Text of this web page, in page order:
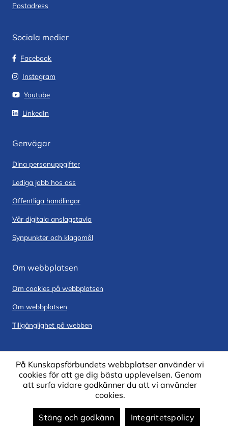
Postadress
Sociala medier
Facebook
Instagram
Youtube
LinkedIn
Genvägar
Dina personuppgifter
Lediga jobb hos oss
Offentliga handlingar
Vår digitala anslagstavla
Synpunkter och klagomål
Om webbplatsen
Om cookies på webbplatsen
Om webbplatsen
Tillgänglighet på webben
På Kunskapsförbundets webbplatser använder vi
cookies för att ge dig bästa upplevelsen. Genom
att surfa vidare godkänner du att vi använder
cookies.
Stäng och godkänn Integritetspolicy